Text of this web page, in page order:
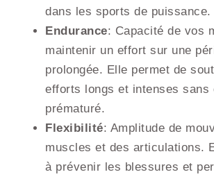
dans les sports de puissance.
Endurance: Capacité de vos
maintenir un effort sur une
prolongée. Elle permet de
efforts longs et intenses sans
prématuré.
Flexibilité: Amplitude de
muscles et des articulations.
à prévenir les blessures et